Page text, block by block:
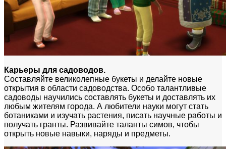
Карьеры для садоводов.
Составляйте великолепные букеты и делайте новые
открытия в области садоводства. Особо талантливые
садоводы научились составлять букеты и доставлять их
любым жителям города. А любители науки могут стать
ботаниками и изучать растения, писать научные работы и
получать гранты. Развивайте таланты симов, чтобы
открыть новые навыки, наряды и предметы.